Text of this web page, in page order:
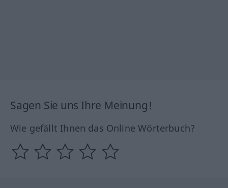
Sagen Sie uns Ihre Meinung!
Wie gefällt Ihnen das Online Wörterbuch?